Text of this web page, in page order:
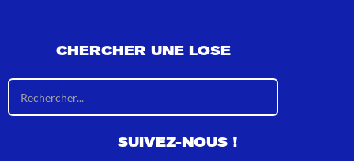
CHERCHER UNE LOSE
s
l
SUIVEZ-NOUS !